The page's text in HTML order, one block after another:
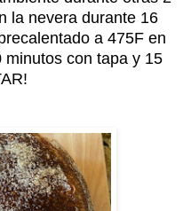
la nevera durante 16
a 475F en
minutos con tapa y 15